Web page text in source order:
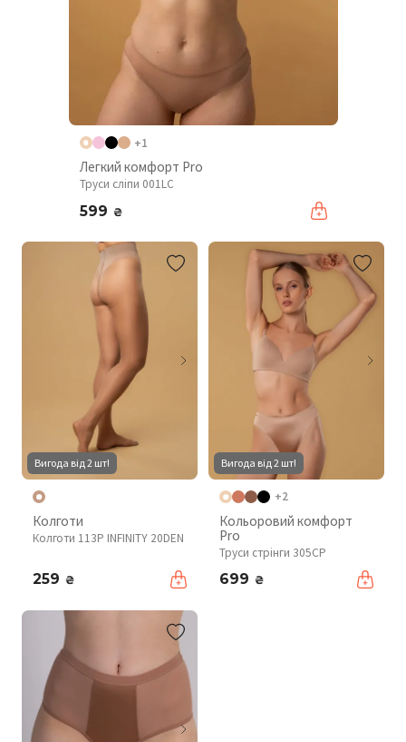
+1
Легкий комфорт Pro
Труси сліпи 001LC
599 ₴
Вигода від 2 шт!
Колготи
Колготи 113P INFINITY 20DEN
259 ₴
Вигода від 2 шт!
+2
Кольоровий комфорт
Pro
Труси стрінги 305CP
699 ₴